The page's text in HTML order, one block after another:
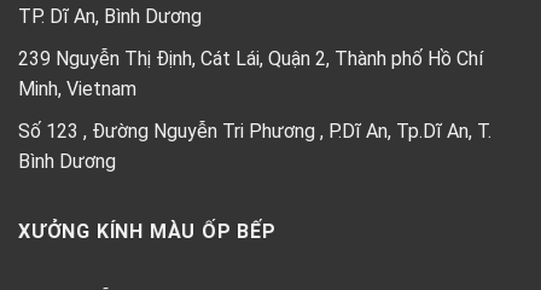
TP. Dĩ An, Bình Dương
239 Nguyễn Thị Định, Cát Lái, Quận 2, Thành phố Hồ Chí
Minh, Vietnam
Số 123 , Đường Nguyễn Tri Phương , P.Dĩ An, Tp.Dĩ An, T.
Bình Dương
XƯỞNG KÍNH MÀU ỐP BẾP